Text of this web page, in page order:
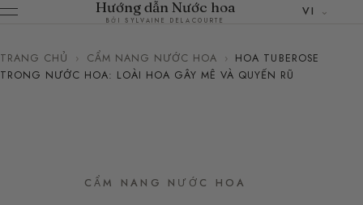
Hướng dẫn Nước hoa
BỞI SYLVAINE DELACOURTE
VI
TRANG CHỦ › CẨM NANG NƯỚC HOA › HOA TUBEROSE
TRONG NƯỚC HOA: LOÀI HOA GÂY MÊ VÀ QUYẾN RŨ
CẨM NANG NƯỚC HOA